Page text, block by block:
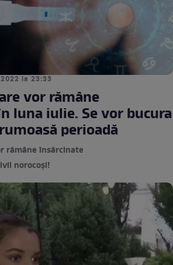
la 23:33
vor rămâne
luna iulie. Se vor bucura
perioadă
rămâne însărcinate
norocoși!